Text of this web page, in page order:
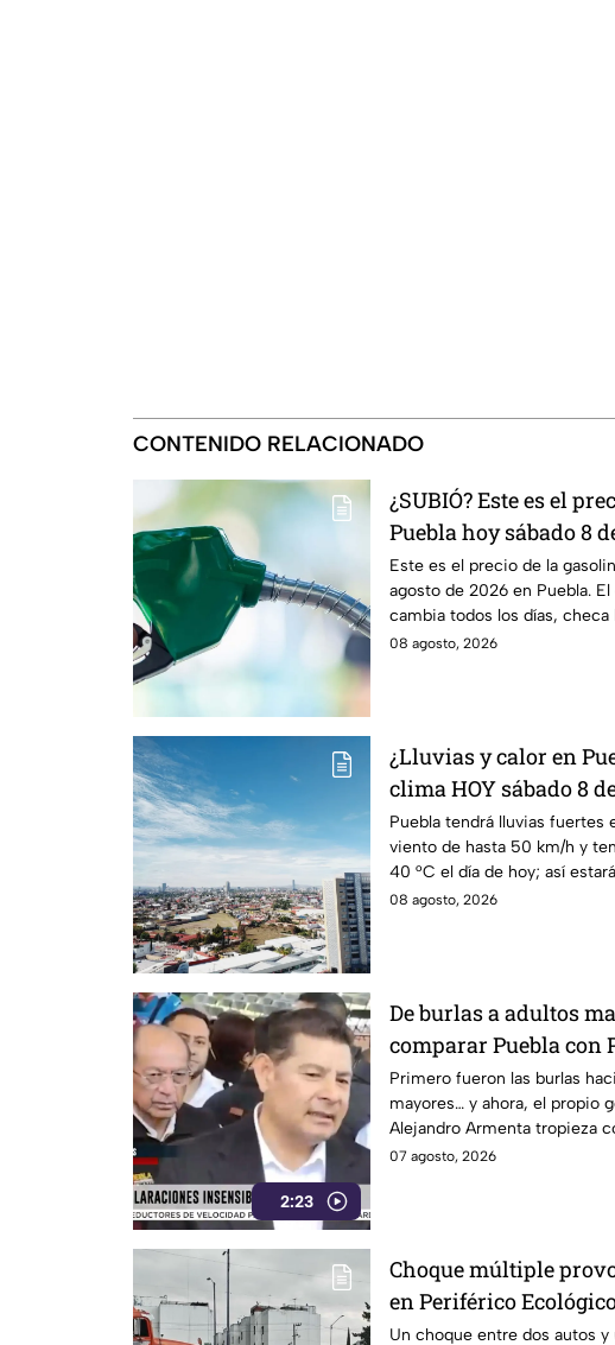
CONTENIDO RELACIONADO
¿SUBIÓ? Este es el
Puebla hoy sábado 8
Este es el precio de la
agosto de 2026 en Puebla.
cambia todos los días, checa
08 agosto, 2026
¿Lluvias y calor en
clima HOY sábado 8
Puebla tendrá lluvias fuertes
viento de hasta 50 km/h y
40 °C el día de hoy; así
08 agosto, 2026
2:23
De burlas a adultos
comparar Puebla con
Alejandro Armenta se
modo” por sus
Huixcolotla, repitiendo
también morenistas
Primero fueron las burlas
mayores… y ahora, el propio
Alejandro Armenta tropieza
comparar el mal estado de
declaración genera
07 agosto, 2026
Choque múltiple
en Periférico
Un choque entre dos autos